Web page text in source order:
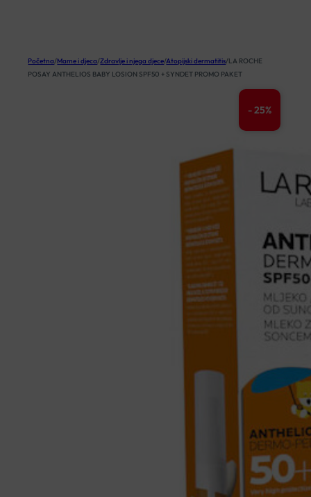
Početna/Mame i djeca/Zdravlje i njega djece/Atopijski dermatitis/LA ROCHE
POSAY ANTHELIOS BABY LOSION SPF50 + SYNDET PROMO PAKET
- 25%